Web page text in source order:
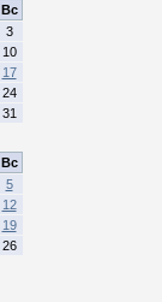
Вс
3
10
17
24
31
Вс
5
12
19
26